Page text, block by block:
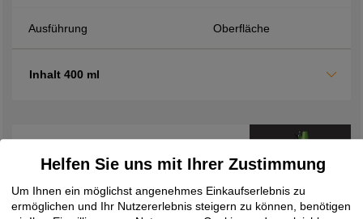
Ausführung Oberfläche
Inhalt 400 ml
2K-Montageschaum FM710, zur
Dämmung und Isolierung, schnelle
Verarbeitung durch kurze
Helfen Sie uns mit Ihrer Zustimmung
Um Ihnen ein möglichst angenehmes Einkaufserlebnis zu
ermöglichen und Ihr Nutzererlebnis steigern zu können, benötigen